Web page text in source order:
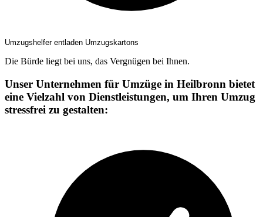
Umzugshelfer entladen Umzugskartons
Die Bürde liegt bei uns, das Vergnügen bei Ihnen.
Unser Unternehmen für Umzüge in Heilbronn bietet
eine Vielzahl von Dienstleistungen, um Ihren Umzug
stressfrei zu gestalten: